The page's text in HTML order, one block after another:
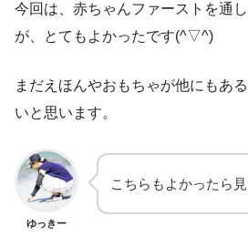
今回は、赤ちゃんファーストを通
が、とてもよかったです(^▽^)
まだえほんやおもちゃが他にもあ
いと思います。
ゆっきー
こちらもよかったら